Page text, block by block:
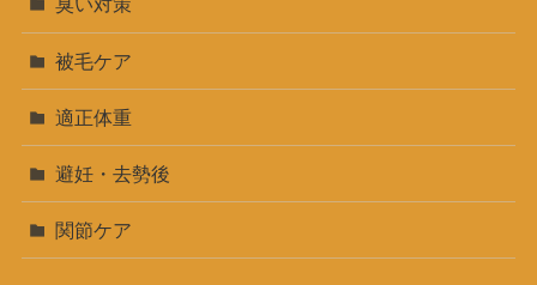
被毛ケア
適正体重
避妊・去勢後
関節ケア